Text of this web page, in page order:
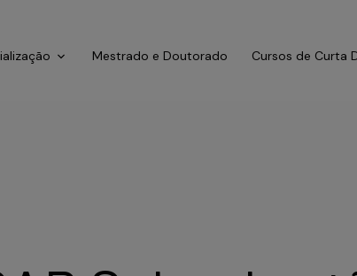
Mestrado e Doutorado Cursos de Curta